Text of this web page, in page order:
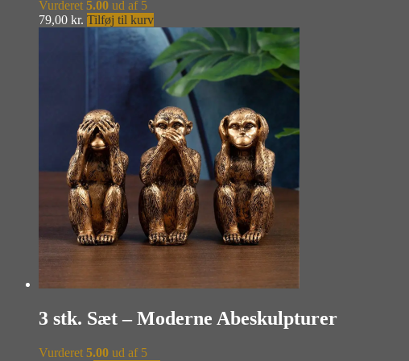
Vurderet 5.00 ud af 5
79,00 kr. Tilføj til kurv
3 stk. Sæt – Moderne Abeskulpturer
Vurderet 5.00 ud af 5